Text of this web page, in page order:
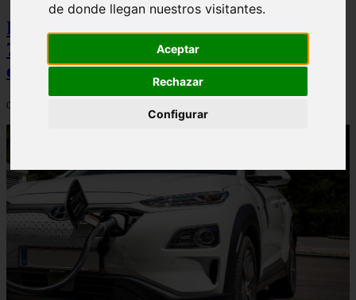
de donde llegan nuestros visitantes.
Aceptar
Rechazar
Configurar
Peugeot acelera en el mercado español:
7.062 matriculaciones y un 5,9% de cuota
en julio
06/08/2026